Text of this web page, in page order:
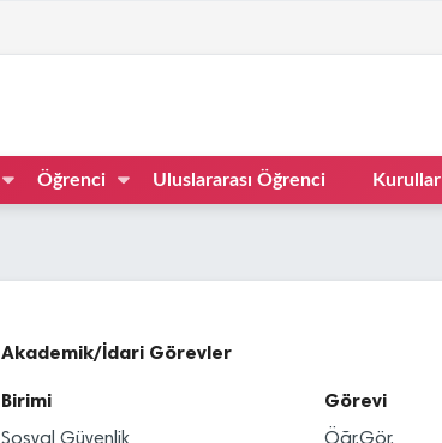
Öğrenci Uluslararası Öğrenci Kurullar
Akademik/İdari Görevler
Birimi Görevi
Sosyal Güvenlik Öğr.Gör.